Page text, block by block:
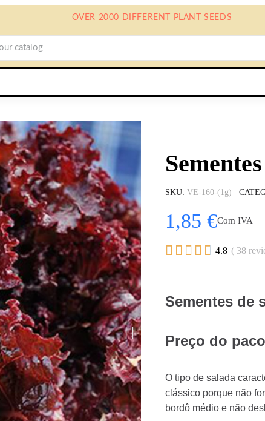
OVER 2000 DIFFERENT PLANT SEEDS
SKU VE-160-(1g)
1,85 €Com IVA
     4.8 ( 38
Sementes de
Preço do
O tipo de salada
clássico porque não
bordô médio e não